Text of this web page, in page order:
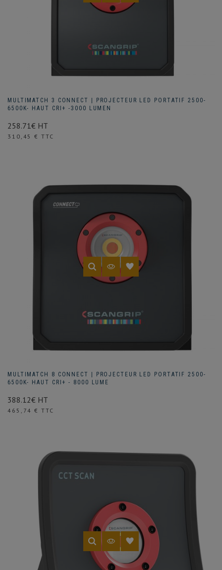
(1 avis)
MULTIMATCH 3 CONNECT | PROJECTEUR LED PORTATIF 2500-
6500K- HAUT CRI+ -3000 LUMEN
258.71€ HT
Prix
310,45 € TTC
MULTIMATCH 8 CONNECT | PROJECTEUR LED PORTATIF 2500-
6500K- HAUT CRI+ - 8000 LUME
388.12€ HT
Prix
465,74 € TTC